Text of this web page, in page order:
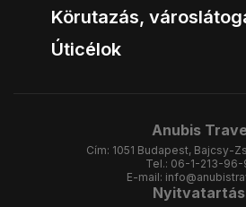
Körutazás,
Úticélok
Anubis
Cím: 1051 Budapest, Bajcsy-
Tel.: 06-1-213-96-
E-mail: